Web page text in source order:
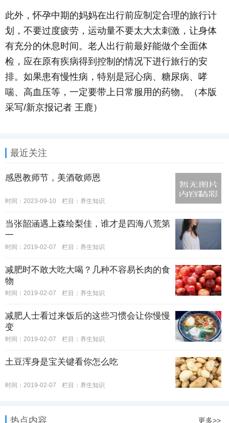
此外，怀孕中期的妈妈在出行前应制定合理的旅行计
划，不要过度疲劳，运动量不要太大太刺激，让身体
有充分的休息时间。老人出行前最好能做个全面体
检，应在原有疾病得到控制的情况下进行旅行的安
排。如果患有慢性病，特别是冠心病、糖尿病、哮
喘、高血压等，一定要带上日常服用的药物。
（本版
采写/新京报记者 王鹿）
最近关注
感恩教师节，美酒敬师恩
时间：2023-09-10 栏目： 养生知识
当张韶涵遇上森绘梨佳，谁才是四海八荒第
一
时间：2019-02-07 栏目： 养生知识
减肥时不敢大吃大喝？几种不容易长肉的食
物
时间：2019-02-07 栏目： 养生知识
减肥人士看过来饭后的这些习惯会让你慢慢
变
时间：2019-02-07 栏目： 养生知识
土豆浑身是宝关键看你怎么吃
时间：2019-02-07 栏目： 养生知识
热点内容 更多>>